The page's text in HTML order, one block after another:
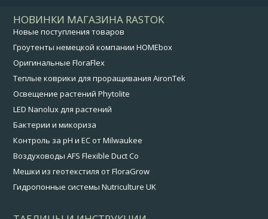
НОВИНКИ МАГАЗИНА RASTOK
Новые поступления товаров
Гроутенты немецкой компании HOMEbox
Оригинальные FloraFlex
Теплые коврики для проращивания AironTek
Освещение растений Phytolite
LED Nanolux для растений
Бактерии и микориза
Контроль за pH и EC от Milwaukee
Воздуховоды AFS Flexible Duct Co
Мешки из геотекстиля от FloraGrow
Гидропонные системы Nutriculture UK